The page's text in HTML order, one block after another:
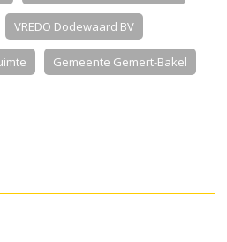
VREDO Dodewaard BV
Gemeente Gemert-Bakel